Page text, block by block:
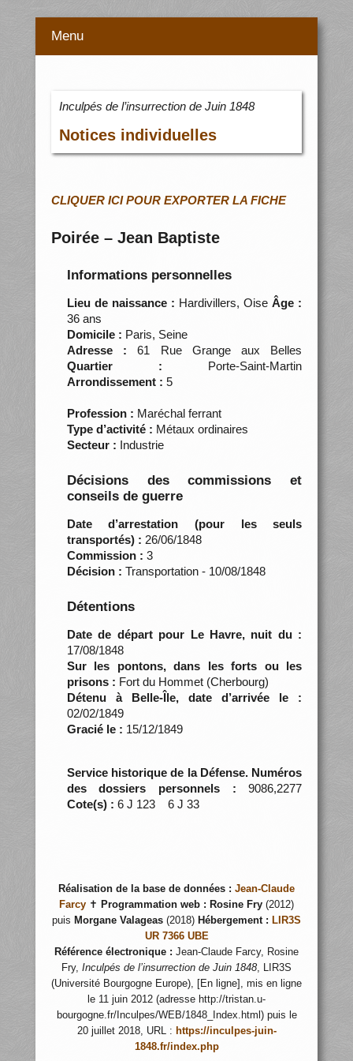
Menu
Inculpés de l’insurrection de Juin 1848
Notices individuelles
CLIQUER ICI POUR EXPORTER LA FICHE
Poirée – Jean Baptiste
Informations personnelles
Lieu de naissance : Hardivillers, Oise Âge :
36 ans
Domicile : Paris, Seine
Adresse : 61 Rue Grange aux Belles
Quartier : Porte-Saint-Martin
Arrondissement : 5
Profession : Maréchal ferrant
Type d’activité : Métaux ordinaires
Secteur : Industrie
Décisions des commissions et
conseils de guerre
Date d’arrestation (pour les seuls
transportés) : 26/06/1848
Commission : 3
Décision : Transportation - 10/08/1848
Détentions
Date de départ pour Le Havre, nuit du :
17/08/1848
Sur les pontons, dans les forts ou les
prisons : Fort du Hommet (Cherbourg)
Détenu à Belle-Île, date d’arrivée le :
02/02/1849
Gracié le : 15/12/1849
Service historique de la Défense. Numéros
des dossiers personnels :9086,2277
Cote(s) : 6 J 123 6 J 33
Réalisation de la base de données : Jean-Claude
Farcy ✝ Programmation web : Rosine Fry (2012)
puis Morgane Valageas (2018) Hébergement : LIR3S
UR 7366 UBE
Référence électronique : Jean-Claude Farcy, Rosine
Fry, Inculpés de l’insurrection de Juin 1848, LIR3S
(Université Bourgogne Europe), [En ligne], mis en ligne
le 11 juin 2012 (adresse http://tristan.u-
bourgogne.fr/Inculpes/WEB/1848_Index.html) puis le
20 juillet 2018, URL : https://inculpes-juin-
1848.fr/index.php